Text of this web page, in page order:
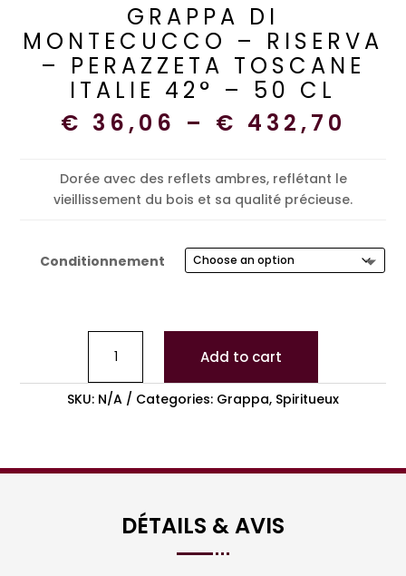
GRAPPA DI
MONTECUCCO – RISERVA
– PERAZZETA TOSCANE
ITALIE 42° – 50 CL
€ 36,06 – € 432,70
Dorée avec des reflets ambres, reflétant le
vieillissement du bois et sa qualité précieuse.
Conditionnement
Add to cart
SKU: N/A Categories: Grappa, Spiritueux
DÉTAILS & AVIS